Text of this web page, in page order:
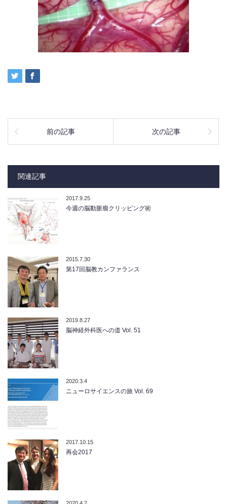
前の記事 次の記事
関連記事
2017.9.25
今週の脳動脈瘤クリッピング術
2015.7.30
第17回脳教カンファランス
2019.8.27
脳神経外科医への道 Vol. 51
2020.3.4
ニューロサイエンスの旅 Vol. 69
2017.10.15
再会2017
2020.4.2